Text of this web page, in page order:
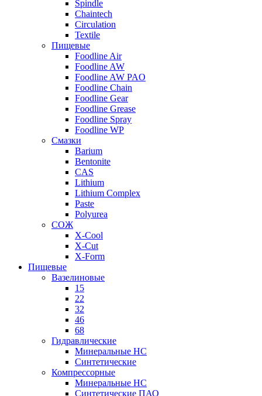
Spindle
Chaintech
Circulation
Textile
Пищевые
Foodline Air
Foodline AW
Foodline AW PAO
Foodline Chain
Foodline Gear
Foodline Grease
Foodline Spray
Foodline WP
Смазки
Barium
Bentonite
CAS
Lithium
Lithium Complex
Paste
Polyurea
СОЖ
X-Cool
X-Cut
X-Form
Пищевые
Вазелиновые
15
22
32
46
68
Гидравлические
Минеральные HC
Синтетические
Компрессорные
Минеральные HC
Синтетические ПАО